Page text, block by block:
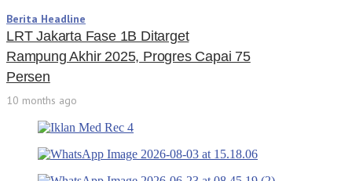
Berita Headline
LRT Jakarta Fase 1B Ditarget
Rampung Akhir 2025, Progres Capai 75
Persen
10 months ago